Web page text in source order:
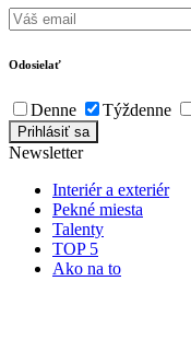
Odosielať
Denne Týždenne
Newsletter
Interiér a exteriér
Pekné miesta
Talenty
TOP 5
Ako na to